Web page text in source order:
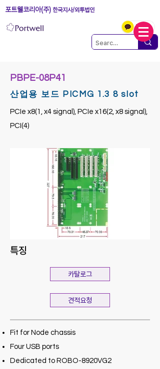
포트웰코리아(주) 한국지사/외투법인
PBPE-08P41
산업용 보드 PICMG 1.3 8 slot
PCIe x8(1, x4 signal), PCIe x16(2, x8 signal),
PCI(4)
특징
카탈로그
견적요청
Fit for Node chassis
Four USB ports
Dedicated to ROBO-8920VG2